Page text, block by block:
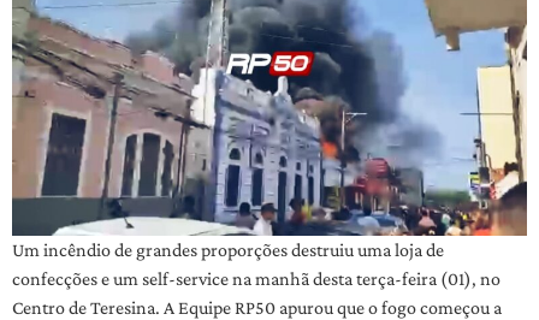
Um incêndio de grandes proporções destruiu uma loja de
confecções e um self-service na manhã desta terça-feira (01), no
Centro de Teresina. A Equipe RP50 apurou que o fogo começou a